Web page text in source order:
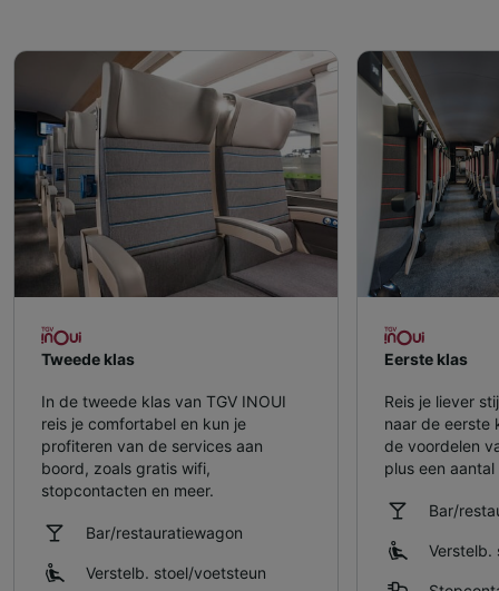
Tweede klas
In de tweede klas van TGV INOUI
reis je comfortabel en kun je
profiteren van de services aan
boord, zoals gratis wifi,
stopcontacten en meer.
Bar/restauratiewagon
Verstelb. stoel/​voetsteun
Eerste klas
Reis je liever
naar de eerste
de voordelen
plus een
Bar/
Verstelb.